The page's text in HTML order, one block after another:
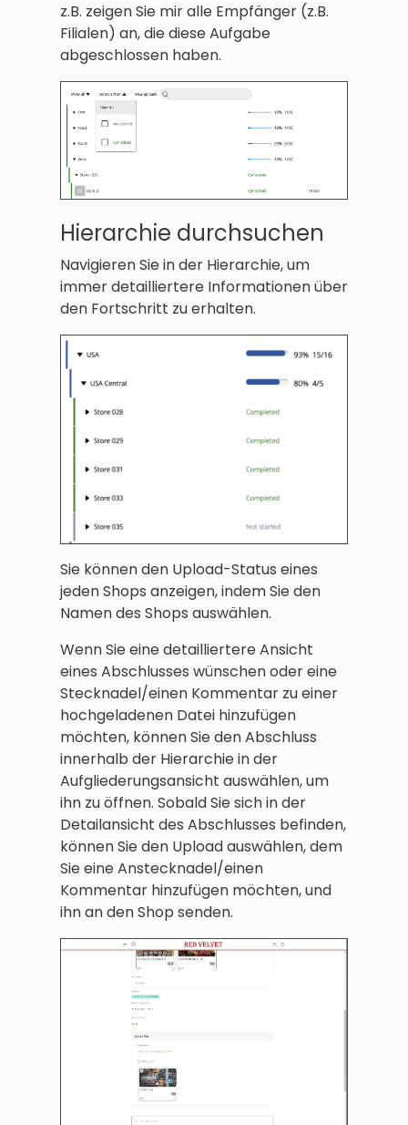
z.B. zeigen Sie mir alle Empfänger (z.B.
Filialen) an, die diese Aufgabe
abgeschlossen haben.
Hierarchie durchsuchen
Navigieren Sie in der Hierarchie, um
immer detailliertere Informationen über
den Fortschritt zu erhalten.
Sie können den Upload-Status eines
jeden Shops anzeigen, indem Sie den
Namen des Shops auswählen.
Wenn Sie eine detailliertere Ansicht
eines Abschlusses wünschen oder eine
Stecknadel/einen Kommentar zu einer
hochgeladenen Datei hinzufügen
möchten, können Sie den Abschluss
innerhalb der Hierarchie in der
Aufgliederungsansicht auswählen, um
ihn zu öffnen. Sobald Sie sich in der
Detailansicht des Abschlusses befinden,
können Sie den Upload auswählen, dem
Sie eine Anstecknadel/einen
Kommentar hinzufügen möchten, und
ihn an den Shop senden.